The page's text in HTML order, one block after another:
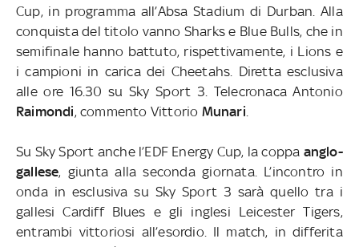
Cup, in programma all’Absa Stadium di Durban. Alla
conquista del titolo vanno Sharks e Blue Bulls, che in
semifinale hanno battuto, rispettivamente, i Lions e
i campioni in carica dei Cheetahs. Diretta esclusiva
alle ore 16.30 su Sky Sport 3. Telecronaca Antonio
Raimondi, commento Vittorio Munari
Su Sky Sport anche l’EDF Energy Cup, la coppa anglo-
gallese, giunta alla seconda giornata. L’incontro in
onda in esclusiva su Sky Sport 3 sarà quello tra i
gallesi Cardiff Blues e gli inglesi Leicester Tigers,
entrambi vittoriosi all’esordio. Il match, in differita